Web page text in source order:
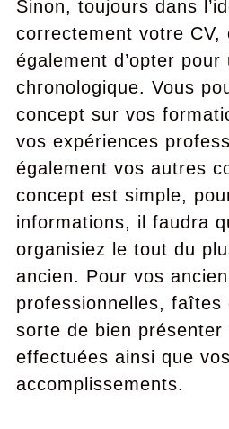
Sinon, toujours dans
correctement votre CV,
également d’opter pour
chronologique. Vous
concept sur vos
vos expériences
également vos autres
concept est simple,
informations, il faudra
organisiez le tout du
ancien. Pour vos
professionnelles, faîtes
sorte de bien
effectuées ainsi que vos
accomplissements.